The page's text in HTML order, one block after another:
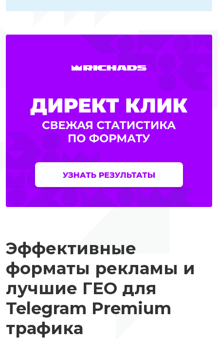
Эффективные
форматы рекламы и
лучшие ГЕО для
Telegram Premium
трафика